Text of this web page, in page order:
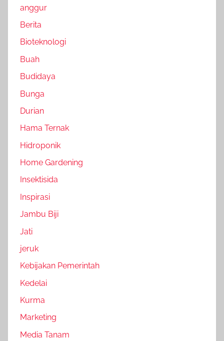
anggur
Berita
Bioteknologi
Buah
Budidaya
Bunga
Durian
Hama Ternak
Hidroponik
Home Gardening
Insektisida
Inspirasi
Jambu Biji
Jati
jeruk
Kebijakan Pemerintah
Kedelai
Kurma
Marketing
Media Tanam